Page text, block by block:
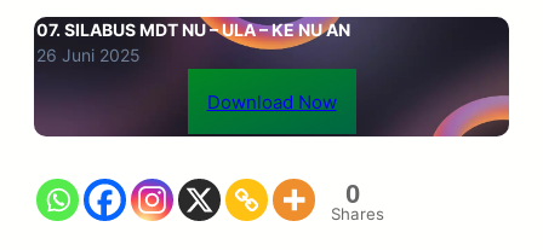
07. SILABUS MDT NU – ULA – KE NU AN
26 Juni 2025
Download Now
0
Shares